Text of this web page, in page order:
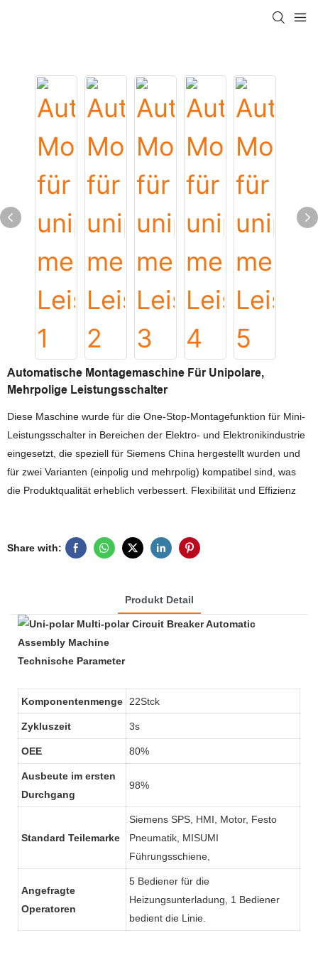
Automatische Montagemaschine Für Unipolare,
Mehrpolige Leistungsschalter
Diese Maschine wurde für die One-Stop-Montagefunktion für Mini-
Leistungsschalter in Bereichen der Elektro- und Elektronikindustrie
eingesetzt, die speziell für Siemens China hergestellt wurden und
für zwei Varianten (einpolig und mehrpolig) kompatibel sind, was
die Produktqualität erheblich verbessert. Flexibilität und Effizienz
Share with:
Produkt Detail
Technische Parameter
Komponentenmenge 22Stck
Zykluszeit 3s
OEE 80%
Ausbeute im ersten
Durchgang
98%
Standard Teilemarke
Siemens SPS, HMI, Motor, Festo
Pneumatik, MISUMI
Führungsschiene,
Angefragte
Operatoren
5 Bediener für die
Heizungsunterladung, 1 Bediener
bedient die Linie.